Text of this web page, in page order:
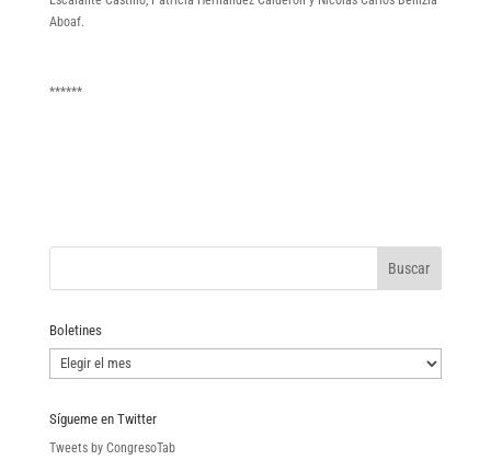
Aboaf.
******
Boletines
Boletines
Sígueme en Twitter
Tweets by CongresoTab